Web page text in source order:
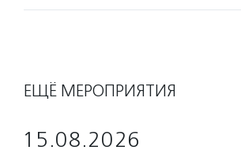
ЕЩЁ МЕРОПРИЯТИЯ
15.08.2026